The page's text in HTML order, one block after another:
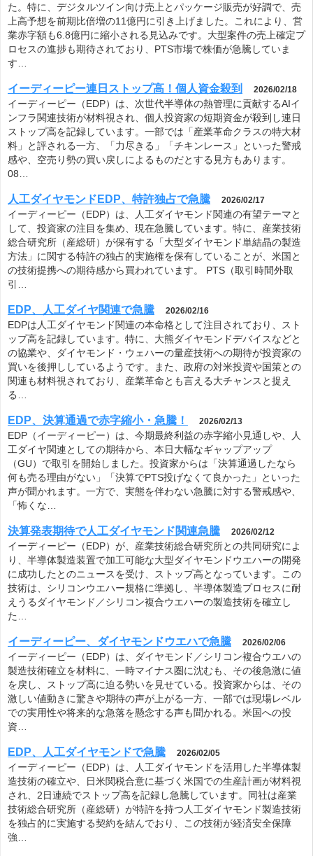
た。特に、デジタルツイン向け売上とパッケージ販売が好調で、売
上高予想を前期比倍増の11億円に引き上げました。これにより、営
業赤字額も6.8億円に縮小される見込みです。大型案件の売上確定プ
ロセスの進捗も期待されており、PTS市場で株価が急騰していま
す…
イーディーピー連日ストップ高！個人資金殺到 2026/02/18
イーディーピー（EDP）は、次世代半導体の熱管理に貢献するAIイ
ンフラ関連技術が材料視され、個人投資家の短期資金が殺到し連日
ストップ高を記録しています。一部では「産業革命クラスの特大材
料」と評される一方、「力尽きる」「チキンレース」といった警戒
感や、空売り勢の買い戻しによるものだとする見方もあります。
08…
人工ダイヤモンドEDP、特許独占で急騰 2026/02/17
イーディーピー（EDP）は、人工ダイヤモンド関連の有望テーマと
して、投資家の注目を集め、現在急騰しています。特に、産業技術
総合研究所（産総研）が保有する「大型ダイヤモンド単結晶の製造
方法」に関する特許の独占的実施権を保有していることが、米国と
の技術提携への期待感から買われています。 PTS（取引時間外取
引…
EDP、人工ダイヤ関連で急騰 2026/02/16
EDPは人工ダイヤモンド関連の本命格として注目されており、スト
ップ高を記録しています。特に、大熊ダイヤモンドデバイスなどと
の協業や、ダイヤモンド・ウェハーの量産技術への期待が投資家の
買いを後押ししているようです。また、政府の対米投資や国策との
関連も材料視されており、産業革命とも言える大チャンスと捉え
る…
EDP、決算通過で赤字縮小・急騰！ 2026/02/13
EDP（イーディーピー）は、今期最終利益の赤字縮小見通しや、人
工ダイヤ関連としての期待から、本日大幅なギャップアップ
（GU）で取引を開始しました。投資家からは「決算通過したなら
何も売る理由がない」「決算でPTS投げなくて良かった」といった
声が聞かれます。一方で、実態を伴わない急騰に対する警戒感や、
「怖くな…
決算発表期待で人工ダイヤモンド関連急騰 2026/02/12
イーディーピー（EDP）が、産業技術総合研究所との共同研究によ
り、半導体製造装置で加工可能な大型ダイヤモンドウエハーの開発
に成功したとのニュースを受け、ストップ高となっています。この
技術は、シリコンウエハー規格に準拠し、半導体製造プロセスに耐
えうるダイヤモンド／シリコン複合ウエハーの製造技術を確立し
た…
イーディーピー、ダイヤモンドウエハで急騰 2026/02/06
イーディーピー（EDP）は、ダイヤモンド／シリコン複合ウエハの
製造技術確立を材料に、一時マイナス圏に沈むも、その後急激に値
を戻し、ストップ高に迫る勢いを見せている。投資家からは、その
激しい値動きに驚きや期待の声が上がる一方、一部では現場レベル
での実用性や将来的な急落を懸念する声も聞かれる。米国への投
資…
EDP、人工ダイヤモンドで急騰 2026/02/05
イーディーピー（EDP）は、人工ダイヤモンドを活用した半導体製
造技術の確立や、日米関税合意に基づく米国での生産計画が材料視
され、2日連続でストップ高を記録し急騰しています。同社は産業
技術総合研究所（産総研）が特許を持つ人工ダイヤモンド製造技術
を独占的に実施する契約を結んでおり、この技術が経済安全保障
強…